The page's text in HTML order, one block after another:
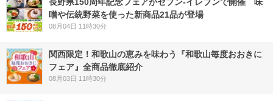
長野県150周年記念フェアがセブン-イレブンで開催 味
噌や伝統野菜を使った新商品21品が登場
08月04日 11時30分
関西限定！和歌山の恵みを味わう『和歌山毎度おおきに
フェア』全商品徹底紹介
08月03日 11時30分